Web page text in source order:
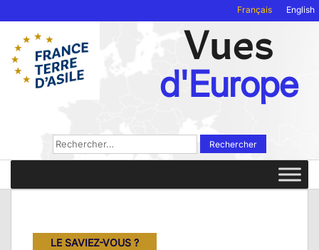
Français English
Vues
d'Europe
Rechercher :
LE SAVIEZ-VOUS ?